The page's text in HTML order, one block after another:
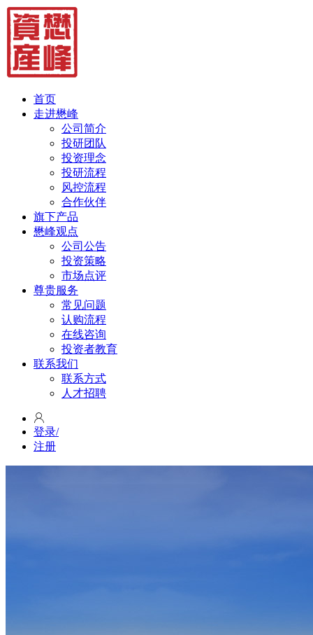
首页
走进懋峰
公司简介
投研团队
投资理念
投研流程
风控流程
合作伙伴
旗下产品
懋峰观点
公司公告
投资策略
市场点评
尊贵服务
常见问题
认购流程
在线咨询
投资者教育
联系我们
联系方式
人才招聘
登录/
注册